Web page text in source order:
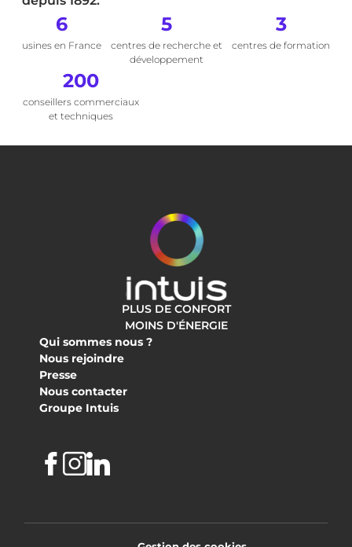
6
usines en France
5
centres de recherche et
développement
3
centres de formation
200
conseillers commerciaux
et techniques
PLUS DE CONFORT
MOINS D'ÉNERGIE
Qui sommes nous ?
Nous rejoindre
Presse
Nous contacter
Groupe Intuis
Facebook
Instagram
Linkedin